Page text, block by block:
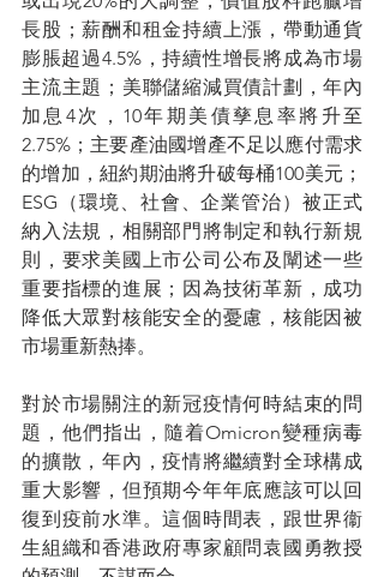
長股；薪酬和租金持續上漲，帶動通貨
膨脹超過4.5%，持續性增長將成為市場
主流主題；美聯儲縮減買債計劃，年內
加息4次，10年期美債孳息率將升至
2.75%；主要產油國增產不足以應付需求
的增加，紐約期油將升破每桶100美元；
ESG（環境、社會、企業管治）被正式
納入法規，相關部門將制定和執行新規
則，要求美國上市公司公布及闡述一些
重要指標的進展；因為技術革新，成功
降低大眾對核能安全的憂慮，核能因被
市場重新熱捧。
對於市場關注的新冠疫情何時結束的問
題，他們指出，隨着Omicron變種病毒
的擴散，年內，疫情將繼續對全球構成
重大影響，但預期今年年底應該可以回
復到疫前水準。這個時間表，跟世界衞
生組織和香港政府專家顧問袁國勇教授